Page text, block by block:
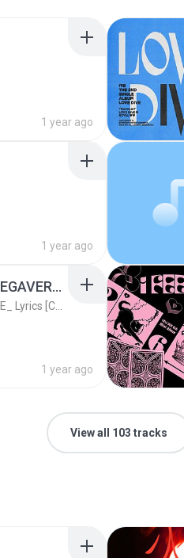
1 year ago
1 year ago
[OFFICIAL AUDIO] Stray Kids _MEGAVERSE_ Lyrics [Color Coded Han_Rom_Eng] _ ShadowByYoongi
1 year ago
View all 103 tracks